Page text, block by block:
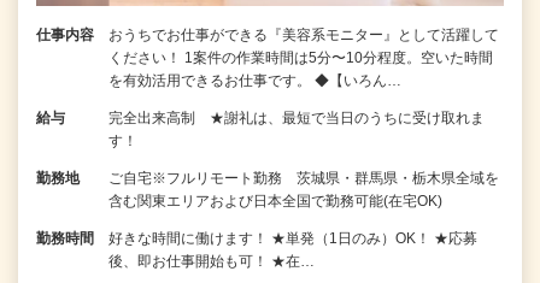
仕事内容
おうちでお仕事ができる『美容系モニター』として活躍して
ください！ 1案件の作業時間は5分〜10分程度。空いた時間
を有効活用できるお仕事です。 ◆【いろん…
給与
完全出来高制 ★謝礼は、最短で当日のうちに受け取れま
す！
勤務地
ご自宅※フルリモート勤務 茨城県・群馬県・栃木県全域を
含む関東エリアおよび日本全国で勤務可能(在宅OK)
勤務時間
好きな時間に働けます！ ★単発（1日のみ）OK！ ★応募
後、即お仕事開始も可！ ★在…